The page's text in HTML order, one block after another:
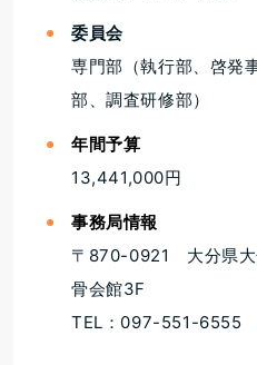
委員会
専門部（執行部、啓発
部、調査研修部）
年間予算
13,441,000円
事務局情報
〒870-0921 大分県
骨会館3F
TEL：097-551-6555